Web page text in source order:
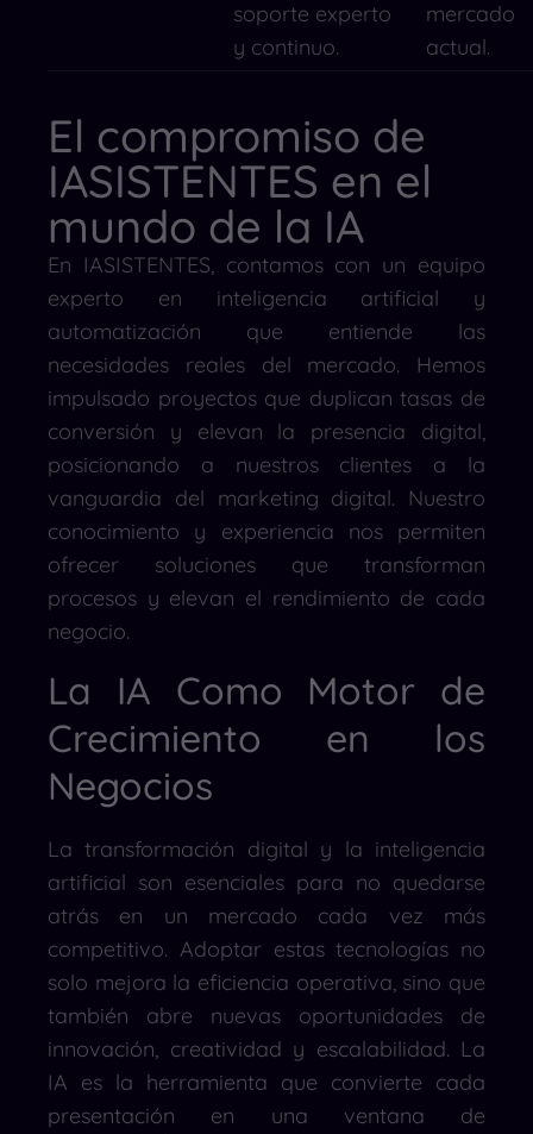
soporte experto
y continuo.
mercado
actual.
El compromiso de
IASISTENTES en el
mundo de la IA
En IASISTENTES, contamos con un equipo
experto en inteligencia artificial y
automatización que entiende las
necesidades reales del mercado. Hemos
impulsado proyectos que duplican tasas de
conversión y elevan la presencia digital,
posicionando a nuestros clientes a la
vanguardia del marketing digital. Nuestro
conocimiento y experiencia nos permiten
ofrecer soluciones que transforman
procesos y elevan el rendimiento de cada
negocio.
La IA Como Motor de
Crecimiento en los
Negocios
La transformación digital y la inteligencia
artificial son esenciales para no quedarse
atrás en un mercado cada vez más
competitivo. Adoptar estas tecnologías no
solo mejora la eficiencia operativa, sino que
también abre nuevas oportunidades de
innovación, creatividad y escalabilidad. La
IA es la herramienta que convierte cada
presentación en una ventana de